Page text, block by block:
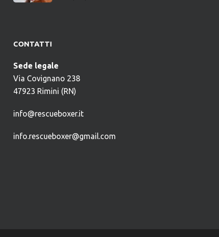
CONTATTI
Sede legale
Via Covignano 238
47923 Rimini (RN)
info@rescueboxer.it
info.rescueboxer@gmail.com